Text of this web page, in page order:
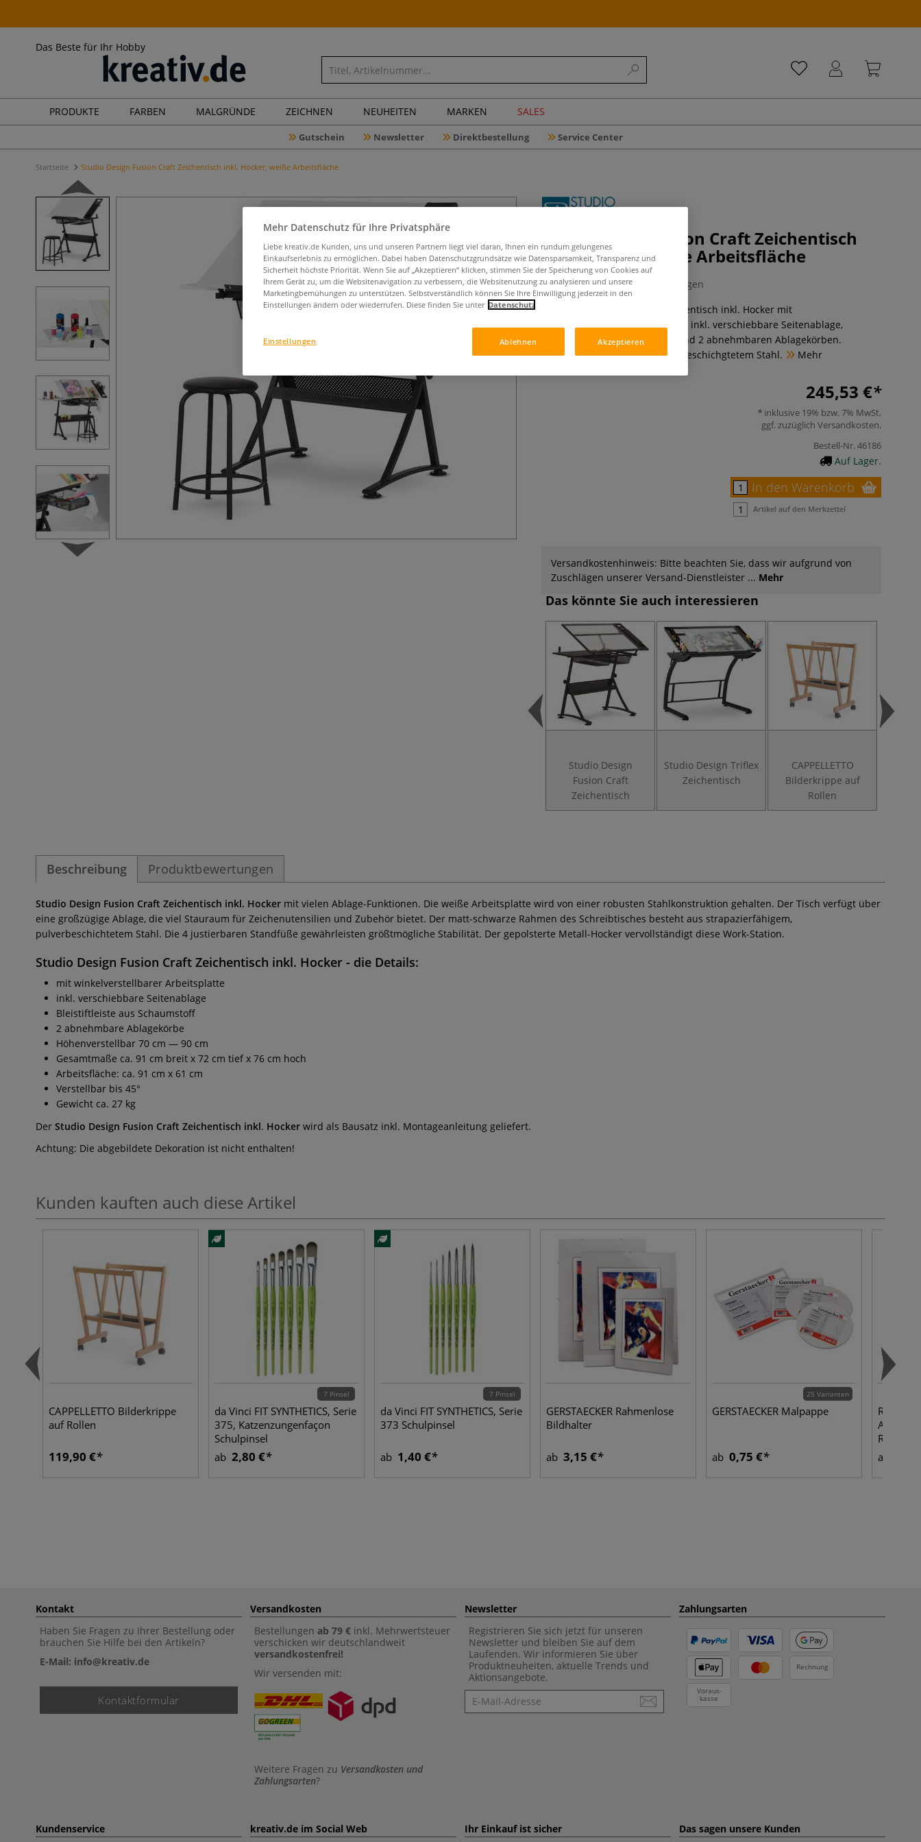
Das Beste für Ihr Hobby
PRODUKTE FARBEN MALGRÜNDE ZEICHNEN NEUHEITEN MARKEN SALES
Gutschein Newsletter Direktbestellung Service Center
Startseite Studio Design Fusion Craft Zeichentisch inkl. Hocker, weiße Arbeitsfläche
Studio Design Fusion Craft Zeichentisch
inkl. Hocker, weiße Arbeitsfläche
0 Bewertungen
Studio Design Fusion Craft Zeichentisch inkl. Hocker mit
winkelverstellbarer Arbeitsplatte, inkl. verschiebbare Seitenablage,
Bleistiftleiste aus Schaumstoff und 2 abnehmbaren Ablagekörben.
Rahmen und Hocker aus pulverbeschichgtetem Stahl.
Mehr
245,53 €
inklusive 19% bzw. 7% MwSt,
ggf. zuzüglich Versandkosten.
Bestell-Nr.46186
Auf Lager.
In den Warenkorb
Artikel auf den Merkzettel
Versandkostenhinweis: Bitte beachten Sie, dass wir aufgrund von
Zuschlägen unserer Versand-Dienstleister ... Mehr
Das könnte Sie auch interessieren
Studio Design
Fusion Craft
Zeichentisch
Studio Design Triflex
Zeichentisch
CAPPELLETTO
Bilderkrippe auf
Rollen
Beschreibung Produktbewertungen
Studio Design Fusion Craft Zeichentisch inkl. Hocker mit vielen Ablage-Funktionen. Die weiße Arbeitsplatte wird von einer robusten Stahlkonstruktion gehalten. Der Tisch verfügt über
eine großzügige Ablage, die viel Stauraum für Zeichenutensilien und Zubehör bietet. Der matt-schwarze Rahmen des Schreibtisches besteht aus strapazierfähigem,
pulverbeschichtetem Stahl. Die 4 justierbaren Standfüße gewährleisten größtmögliche Stabilität. Der gepolsterte Metall-Hocker vervollständigt diese Work-Station.
Studio Design Fusion Craft Zeichentisch inkl. Hocker - die Details:
mit winkelverstellbarer Arbeitsplatte
inkl. verschiebbare Seitenablage
Bleistiftleiste aus Schaumstoff
2 abnehmbare Ablagekörbe
Höhenverstellbar 70 cm — 90 cm
Gesamtmaße ca. 91 cm breit x 72 cm tief x 76 cm hoch
Arbeitsfläche: ca. 91 cm x 61 cm
Verstellbar bis 45°
Gewicht ca. 27 kg
Der Studio Design Fusion Craft Zeichentisch inkl. Hocker wird als Bausatz inkl. Montageanleitung geliefert.
Achtung: Die abgebildete Dekoration ist nicht enthalten!
Kunden kauften auch diese Artikel
CAPPELLETTO Bilderkrippe
auf Rollen
119,90 €
7 Pinsel
da Vinci FIT SYNTHETICS, Serie
375, Katzenzungenfaçon
Schulpinsel
ab 2,80 €
7 Pinsel
da Vinci FIT SYNTHETICS, Serie
373 Schulpinsel
ab 1,40 €
GERSTAECKER Rahmenlose
Bildhalter
ab 3,15 €
25 Varianten
GERSTAECKER Malpappe
ab 0,75 €
Acryl
ab
Kontakt
Haben Sie Fragen zu Ihrer Bestellung oder
brauchen Sie Hilfe bei den Artikeln?
E-Mail: info@kreativ.de
Kontaktformular
Versandkosten
Bestellungen ab 79 € inkl. Mehrwertsteuer
verschicken wir deutschlandweit
versandkostenfrei!
Wir versenden mit:
Weitere Fragen zu Versandkosten und
Zahlungsarten?
Newsletter
Registrieren Sie sich jetzt für unseren
Newsletter und bleiben Sie auf dem
Laufenden. Wir informieren Sie über
Produktneuheiten, aktuelle Trends und
Aktionsangebote.
Newsletter
Zahlungsarten
Rechnung
Voraus-
kasse
Kundenservice kreativ.de im Social Web Ihr Einkauf ist sicher Das sagen unsere Kunden
Mehr Datenschutz für Ihre Privatsphäre
Liebe kreativ.de Kunden, uns und unseren Partnern liegt viel daran, Ihnen ein rundum gelungenes
Einkaufserlebnis zu ermöglichen. Dabei haben Datenschutzgrundsätze wie Datensparsamkeit, Transparenz und
Sicherheit höchste Priorität. Wenn Sie auf „Akzeptieren“ klicken, stimmen Sie der Speicherung von Cookies auf
Ihrem Gerät zu, um die Websitenavigation zu verbessern, die Websitenutzung zu analysieren und unsere
Marketingbemühungen zu unterstützen. Selbstverständlich können Sie Ihre Einwilligung jederzeit in den
Einstellungen ändern oder wiederrufen. Diese finden Sie unter Datenschutz
Ablehnen Akzeptieren
Einstellungen